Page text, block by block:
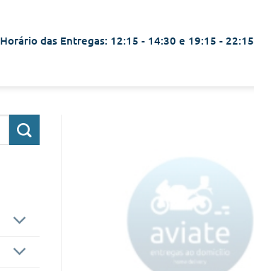
Horário das Entregas: 12:15 - 14:30 e 19:15 - 22:15